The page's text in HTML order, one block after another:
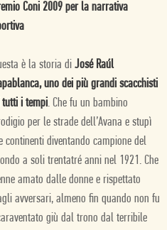
Coni 2009 per la narrativa
è la storia di José Raúl
uno dei più grandi scacchisti
i tempi. Che fu un bambino
per le strade dell’Avana e stupì
continenti diventando campione del
a soli trentatré anni nel 1921. Che
amato dalle donne e rispettato
avversari, almeno fin quando non fu
giù dal trono dal terribile